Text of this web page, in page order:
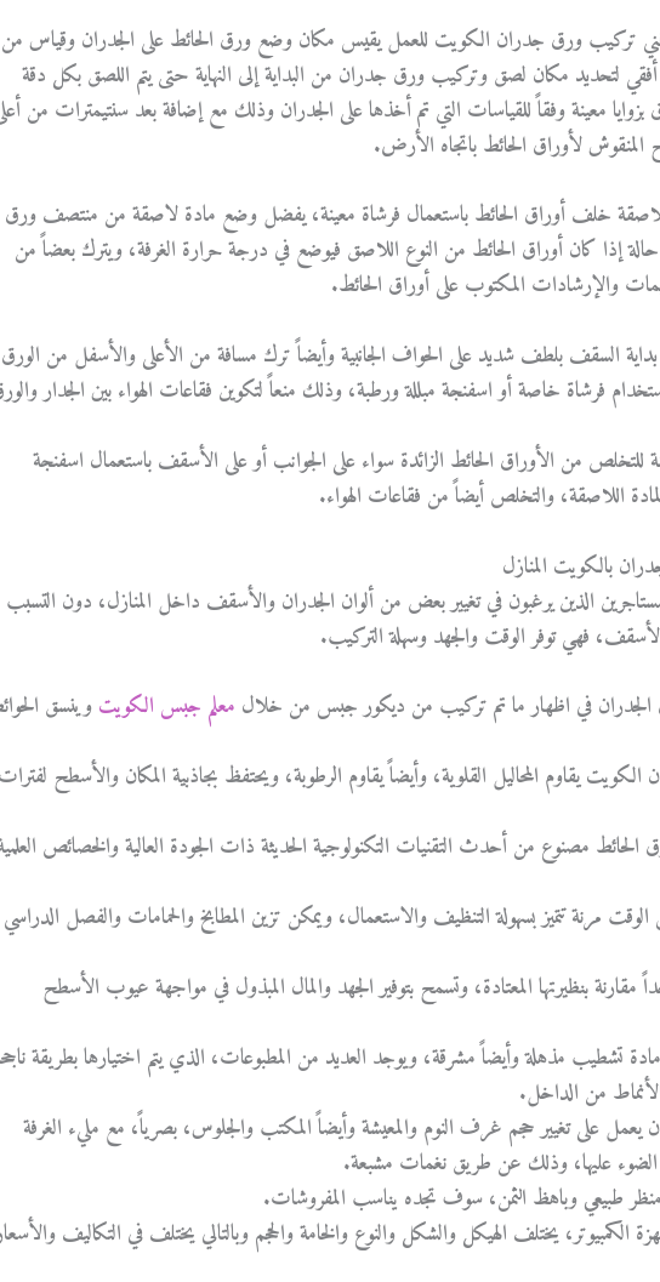
تركيب ورق جدران الكويت للعمل يقيس مكان وضع ورق الحائط على الجدران وقياس من
لتحديد مكان لصق وتركيب ورق جدران من البداية إلى النهاية حتى يتم اللصق بكل دقة
معينة وفقاً للقياسات التي تم أخذها على الجدران وذلك مع إضافة بعد سنتيمترات من
لأوراق الحائط باتجاه الأرض.
خلف أوراق الحائط باستعمال فرشاة معينة، يفضل وضع مادة لاصقة من منتصف ورق
إذا كان أوراق الحائط من النوع اللاصق فيوضع في درجة حرارة الغرفة، ويترك بعضاً من
والإرشادات المكتوب على أوراق الحائط.
السقف بلطف شديد على الحواف الجانبية وأيضاً ترك مسافة من الأعلى والأسفل من
فرشاة خاصة أو اسفنجة مبللة ورطبة، وذلك منعاً لتكوين فقاعات الهواء بين الجدار
من الأوراق الحائط الزائدة سواء على الجوانب أو على الأسقف باستعمال اسفنجة
اللاصقة، والتخلص أيضاً من فقاعات الهواء.
بالكويت المنازل
الذين يرغبون في تغيير بعض من ألوان الجدران والأسقف داخل المنازل، دون
فهي توفر الوقت والجهد وسهلة التركيب.
في اظهار ما تم تركيب من ديكور جبس من خلال معلم جبس الكويت وينسق
يقاوم المحاليل القلوية، وأيضاً يقاوم الرطوبة، ويحتفظ بجاذبية المكان والأسطح
مصنوع من أحدث التقنيات التكنولوجية الحديثة ذات الجودة العالية والخصائص
مرنة تتميز بسهولة التنظيف والاستعمال، ويمكن تزين المطابخ والحمامات والفصل الدراسي
بنظيرتها المعتادة، وتسمح بتوفير الجهد والمال المبذول في مواجهة عيوب الأسطح
تشطيب مذهلة وأيضاً مشرقة، ويوجد العديد من المطبوعات، الذي يتم اختيارها بطريقة
من الداخل.
على تغيير حجم غرف النوم والمعيشة وأيضاً المكتب والجلوس، بصرياً، مع مليء الغرفة
الضوء عليها، وذلك عن طريق نغمات مشبعة.
طبيعي وباهظ الثمن، سوف تجده يناسب المفروشات.
الكمبيوتر، يختلف الهيكل والشكل والنوع والخامة والحجم وبالتالي يختلف في التكاليف